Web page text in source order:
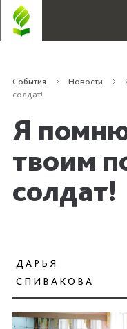
События Новости
солдат!
Я
твоим
солдат!
ДАРЬЯ
СПИВАКОВА